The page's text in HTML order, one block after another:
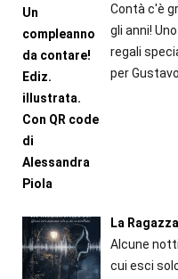
Contà c'è
gli anni!
regali
per
La
Alcune
cui esci